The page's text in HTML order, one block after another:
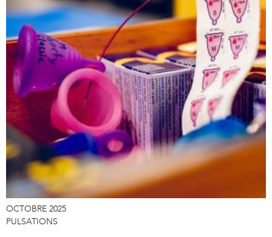
OCTOBRE 2025
PULSATIONS